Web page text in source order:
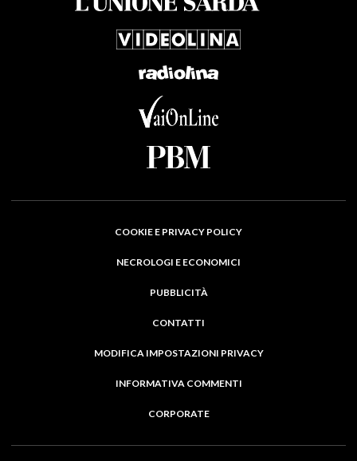
COOKIE E PRIVACY POLICY
NECROLOGI E ECONOMICI
PUBBLICITÀ
CONTATTI
MODIFICA IMPOSTAZIONI PRIVACY
INFORMATIVA COMMENTI
CORPORATE